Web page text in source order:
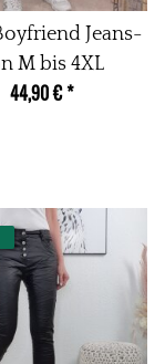
Jeans-
M bis 4XL
44,90 €*